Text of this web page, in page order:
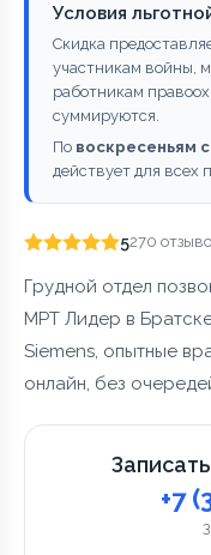
Условия
Скидка
участникам войны,
работникам
суммируются.
По воскресеньям
действует для всех
5270
Грудной отдел
МРТ Лидер в
Siemens, опытные
онлайн, без
+7